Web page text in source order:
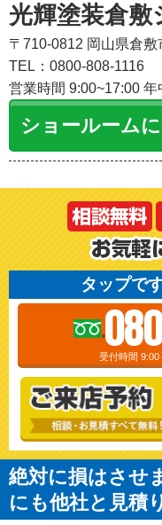
光輝塗装倉敷
〒710-0812 岡山県倉
TEL：0800-808-1116
営業時間 9:00~17:00
ショールーム
タップで
受付時間 9:00
絶対に損はさせ
にも他社と見積